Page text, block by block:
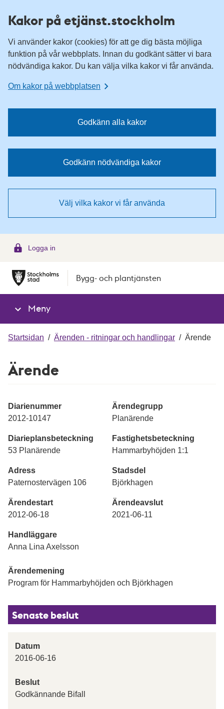
Kakor på etjänst.stockholm
Vi använder kakor (cookies) för att ge dig bästa möjliga
funktion på vår webbplats. Innan du godkänt sätter vi bara
nödvändiga kakor. Du kan välja vilka kakor vi får använda.
Om kakor på webbplatsen
Godkänn alla kakor
Godkänn nödvändiga kakor
Välj vilka kakor vi får använda
Logga in
Bygg- och plantjänsten
Meny
Startsidan / Ärenden - ritningar och handlingar / Ärende
Ärende
Diarienummer
2012-10147
Ärendegrupp
Planärende
Diarieplansbeteckning
53 Planärende
Fastighetsbeteckning
Hammarbyhöjden 1:1
Adress
Paternostervägen 106
Stadsdel
Björkhagen
Ärendestart
2012-06-18
Ärendeavslut
2021-06-11
Handläggare
Anna Lina Axelsson
Ärendemening
Program för Hammarbyhöjden och Björkhagen
Senaste beslut
Datum
2016-06-16
Beslut
Godkännande Bifall